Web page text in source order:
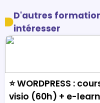
D'autres
intéresser
⭐ WORDPRESS :
visio (60h) + e-